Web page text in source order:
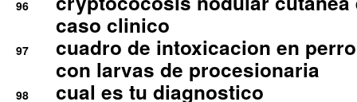
96
caso clinico
97
cuadro de intoxicacion en
con larvas de procesionaria
98 cual es tu diagnostico